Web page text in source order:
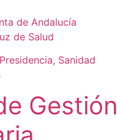
de Salud
Sanidad
Gestión